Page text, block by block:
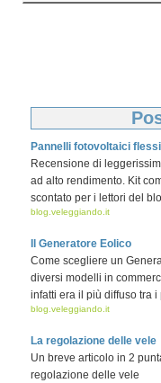
Pannelli fotovoltaici
Recensione di
ad alto rendimento. Kit
scontato per i lettori del
blog.veleggiando.it
Il Generatore Eolico
Come scegliere un
diversi modelli in
infatti era il più diffuso tra
blog.veleggiando.it
La regolazione delle vele
Un breve articolo in 2
regolazione delle vele